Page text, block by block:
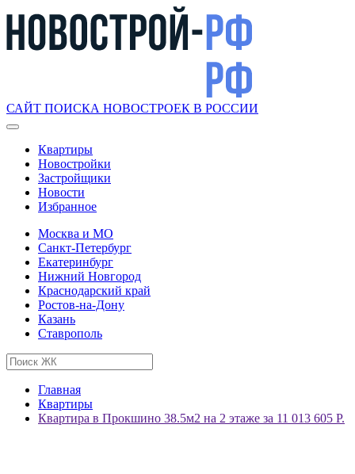
САЙТ ПОИСКА НОВОСТРОЕК В РОССИИ
Квартиры
Новостройки
Застройщики
Новости
Избранное
Москва и МО
Санкт-Петербург
Екатеринбург
Нижний Новгород
Краснодарский край
Ростов-на-Дону
Казань
Ставрополь
Главная
Квартиры
Квартира в Прокшино 38.5м2 на 2 этаже за 11 013 605 Р.